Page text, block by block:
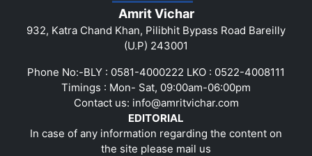
Amrit Vichar
932, Katra Chand Khan, Pilibhit Bypass Road Bareilly
(U.P) 243001
Phone No:-BLY : 0581-4000222 LKO : 0522-4008111
Timings : Mon- Sat, 09:00am-06:00pm
Contact us: info@amritvichar.com
EDITORIAL
In case of any information regarding the content on
the site please mail us